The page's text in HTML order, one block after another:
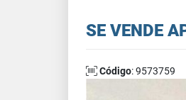
SE VENDE
Código: 9573759